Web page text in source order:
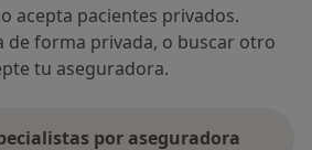
acepta pacientes privados.
de forma privada, o buscar otro
tu aseguradora.
por aseguradora